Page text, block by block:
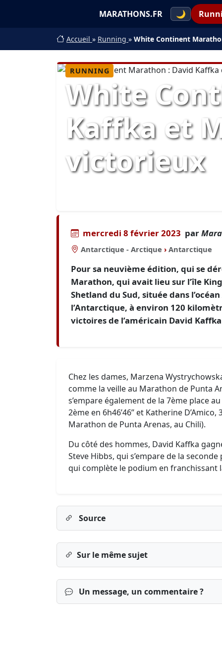
MARATHONS.FR 🌙
Accueil » Running » White Continent
RUNNING
White
Kaffka et
victorieux
mercredi 8 février 2023 par
Antarctique - Arctique › Antarctique
Pour sa neuvième édition, qui se
Marathon, qui avait lieu sur l’île
Shetland du Sud, située dans
l’Antarctique, à environ 120
victoires de l’américain David
Chez les dames, Marzena
comme la veille au Marathon de Punta
s’empare également de la 7ème place
2ème en 6h46’46’’ et Katherine
Marathon de Punta Arenas, au Chili).
Du côté des hommes, David Kaffka
Steve Hibbs, qui s’empare de la seconde
qui complète le podium en franchissant la
Source
Sur le même sujet
Un message, un commentaire ?